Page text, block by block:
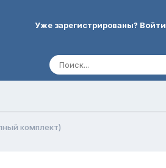
Уже зарегистрированы? Войти
комплект)